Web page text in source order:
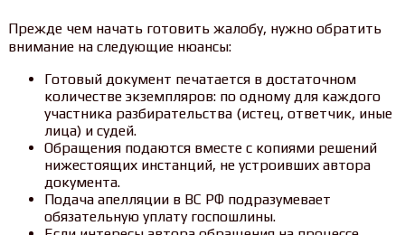
Прежде чем начать готовить жалобу, нужно обратить
внимание на следующие нюансы:
Готовый документ печатается в достаточном
количестве экземпляров: по одному для каждого
участника разбирательства (истец, ответчик, иные
лица) и судей.
Обращения подаются вместе с копиями решений
нижестоящих инстанций, не устроивших автора
документа.
Подача апелляции в ВС РФ подразумевает
обязательную уплату госпошлины.